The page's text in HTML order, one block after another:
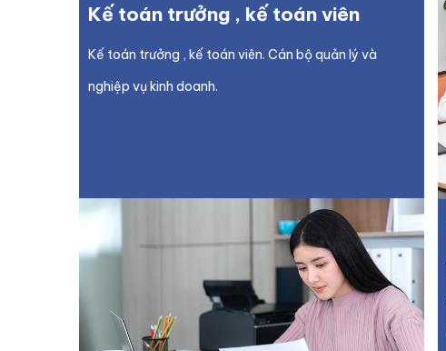
Kế toán trưởng , kế toán viên
Kế toán trưởng , kế toán viên. Cán bộ quản lý và
nghiệp vụ kinh doanh.